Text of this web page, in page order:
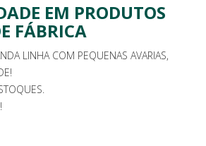
EM PRODUTOS
FÁBRICA
LINHA COM PEQUENAS AVARIAS,